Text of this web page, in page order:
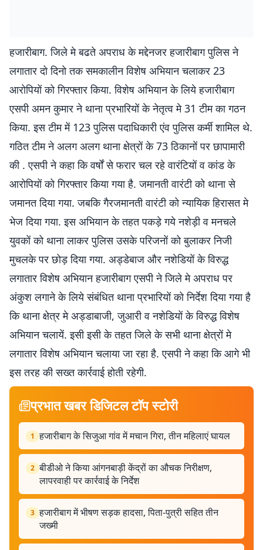
हजारीबाग. जिले मे बढते अपराध के मद्देनजर हजारीबाग पुलिस ने
लगातार दो दिनो तक समकालीन विशेष अभियान चलाकर 23
आरोपियों को गिरफ्तार किया. विशेष अभियान के लिये हजारीबाग
एसपी अमन कुमार ने थाना प्रभारियों के नेतृत्व मे 31 टीम का गठन
किया. इस टीम में 123 पुलिस पदाधिकारी एंव पुलिस कर्मी शामिल थे.
गठित टीम ने अलग अलग थाना क्षेत्रों के 73 ठिकानों पर छापामारी
की . एसपी ने कहा कि वर्षों से फरार चल रहे वारंटियों व कांड के
आरोपियों को गिरफ्तार किया गया है. जमानती वारंटी को थाना से
जमानत दिया गया. जबकि गैरजमानती वारंटी को न्यायिक हिरासत मे
भेज दिया गया. इस अभियान के तहत पकड़े गये नशेड़ी व मनचले
युवकों को थाना लाकर पुलिस उसके परिजनों को बुलाकर निजी
मुचलके पर छोड़ दिया गया. अड्डेबाज और नशेडियों के विरुद्ध
लगातार विशेष अभियान हजारीबाग एसपी ने जिले मे अपराध पर
अंकुश लगाने के लिये संबंधित थाना प्रभारियों को निर्देश दिया गया है
कि थाना क्षेत्र मे अड्डाबाजी, जुआरी व नशेडियों के विरुद्ध विशेष
अभियान चलायें. इसी इसी के तहत जिले के सभी थाना क्षेत्रों मे
लगातार विशेष अभियान चलाया जा रहा है. एसपी ने कहा कि आगे भी
इस तरह की सख्त कार्रवाई होती रहेगी.
प्रभात खबर डिजिटल टॉप स्टोरी
1 हजारीबाग के सिजुआ गांव में मचान गिरा, तीन महिलाएं घायल
2 बीडीओ ने किया आंगनबाड़ी केंद्रों का औचक निरीक्षण,
लापरवाही पर कार्रवाई के निर्देश
3 हजारीबाग में भीषण सड़क हादसा, पिता-पुत्री सहित तीन
जख्मी